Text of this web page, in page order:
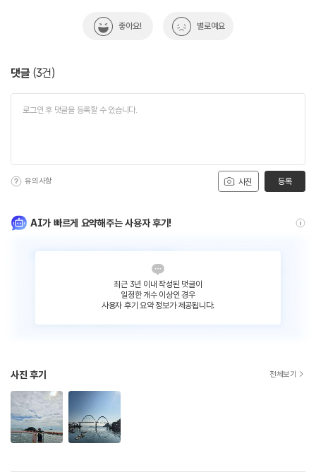
좋아요! 별로예요
댓글 (3건)
사진
유의사항 등록
AI가 빠르게 요약해주는 사용자 후기!
최근 3년 이내 작성된 댓글이
일정한 개수 이상인 경우
사용자 후기 요약 정보가 제공됩니다.
사진 후기 전체보기